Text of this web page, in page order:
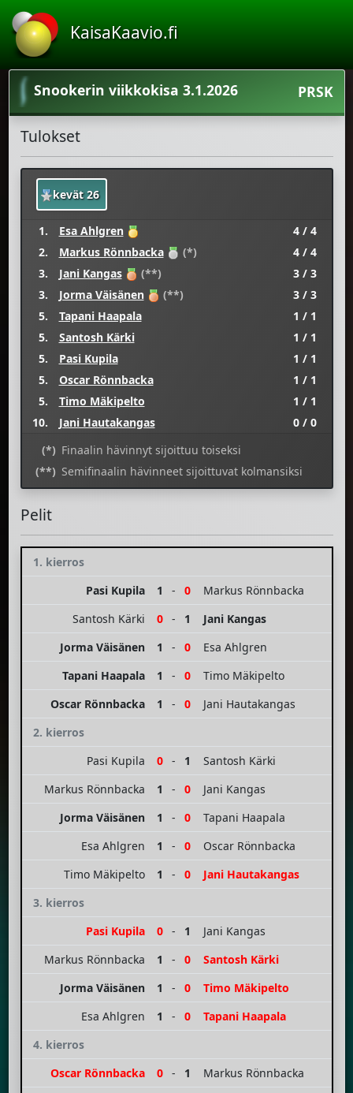
KaisaKaavio.fi
Snookerin viikkokisa 3.1.2026 PRSK
Tulokset
kevät 26
1. Esa Ahlgren
4 / 4
2.
Markus Rönnbacka (*)
4 / 4
3.
Jani Kangas (**)
3 / 3
3.
Jorma Väisänen (**)
3 / 3
5.
Tapani Haapala
1 / 1
5.
Santosh Kärki
1 / 1
5.
Pasi Kupila
1 / 1
5.
Oscar Rönnbacka
1 / 1
5.
Timo Mäkipelto
1 / 1
10.
Jani Hautakangas
0 / 0
(*) Finaalin hävinnyt sijoittuu toiseksi
(**) Semifinaalin hävinneet sijoittuvat kolmansiksi
Pelit
1. kierros
Pasi Kupila
1 - 0
Markus Rönnbacka
Santosh Kärki
0 - 1
Jani Kangas
Jorma Väisänen
1 - 0
Esa Ahlgren
Tapani Haapala
1 - 0
Timo Mäkipelto
Oscar Rönnbacka
1 - 0
Jani Hautakangas
2. kierros
Pasi Kupila
0 - 1
Santosh Kärki
Markus Rönnbacka
1 - 0
Jani Kangas
Jorma Väisänen
1 - 0
Tapani Haapala
Esa Ahlgren
1 - 0
Oscar Rönnbacka
Timo Mäkipelto
1 - 0
Jani Hautakangas
3. kierros
Pasi Kupila
0 - 1
Jani Kangas
Markus Rönnbacka
1 - 0
Santosh Kärki
Jorma Väisänen
1 - 0
Timo Mäkipelto
Esa Ahlgren
1 - 0
Tapani Haapala
4. kierros
Oscar Rönnbacka
0 - 1
Markus Rönnbacka